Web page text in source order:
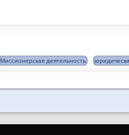
Миссионерская деятельность